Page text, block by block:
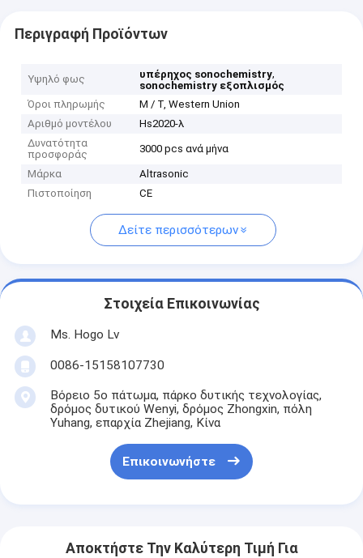
Περιγραφή Προϊόντων
Υψηλό φως υπέρηχος sonochemistry,
sonochemistry εξοπλισμός
Όροι πληρωμής
Μ / Τ, Western Union
Αριθμό μοντέλου
Hs2020-λ
Δυνατότητα
προσφοράς
3000 pcs ανά μήνα
Μάρκα
Altrasonic
Πιστοποίηση
CE
Δείτε περισσότερων
Στοιχεία Επικοινωνίας
Ms. Hogo Lv
0086-15158107730
Βόρειο 5ο πάτωμα, πάρκο δυτικής τεχνολογίας,
δρόμος δυτικού Wenyi, δρόμος Zhongxin, πόλη
Yuhang, επαρχία Zhejiang, Κίνα
Επικοινωνήστε
Αποκτήστε Την Καλύτερη Τιμή Για